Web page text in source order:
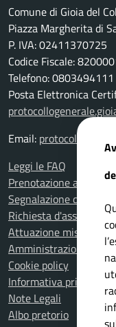
Comune di Gioia del
Piazza Margherita di
P. IVA: 02411370725
Codice Fiscale:
Telefono: 0803494111
Posta Elettronica
Email:
Leggi le FAQ
Prenotazione
Segnalazione disservizio
Richiesta d'assistenza
Attuazione misure
Amministrazione
Cookie policy
Informativa privacy
Note Legali
Albo pretorio